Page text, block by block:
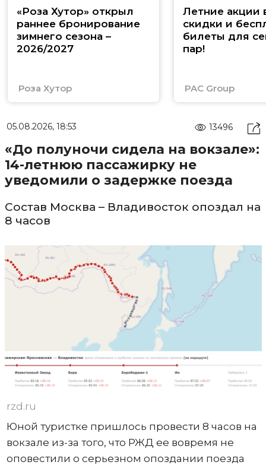
«Роза Хутор» открыл
раннее бронирование
зимнего сезона –
2026/2027
Роза Хутор
Летние акции
скидки и
билеты для
пар!
PAC Group
05.08.2026, 18:53 13496
«До полуночи сидела на вокзале»:
14-летнюю пассажирку не
уведомили о задержке поезда
Состав Москва – Владивосток опоздал на
8 часов
rzd.ru
Юной туристке пришлось провести 8 часов на
вокзале из-за того, что РЖД ее вовремя не
оповестили о серьезном опоздании поезда